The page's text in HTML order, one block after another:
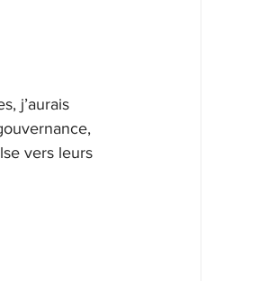
j’aurais
vers leurs